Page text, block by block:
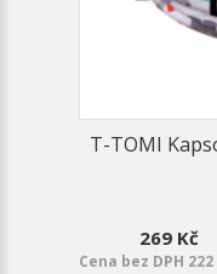
T-TOMI
269 Kč
Cena bez DPH 222